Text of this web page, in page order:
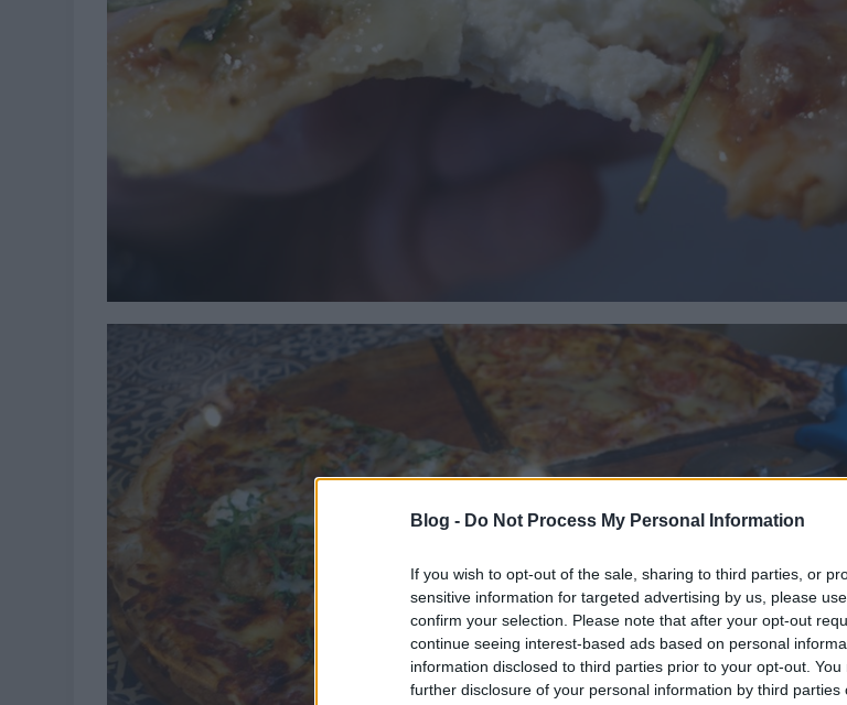
Blog - Do Not Process My Personal Information
If you wish to opt-out of the sale, sharing to third parties, or
sensitive information for targeted advertising by us, please
confirm your selection. Please note that after your opt-out
continue seeing interest-based ads based on personal
information disclosed to third parties prior to your opt-out.
further disclosure of your personal information by third parties